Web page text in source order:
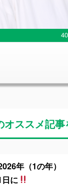
オススメ記
年（1の年）
に